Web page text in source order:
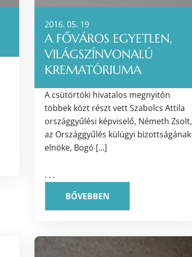
2016. 05. 19
A FŐVÁROS EGYETLEN,
VILÁGSZÍNVONALÚ
KREMATÓRIUMA
A csütörtöki hivatalos megnyitón
többek közt részt vett Szabolcs Attila
országgyűlési képviselő, Németh Zsolt,
az Országgyűlés külügyi bizottságának
elnöke, Bogó […]
. . .
BŐVEBBEN